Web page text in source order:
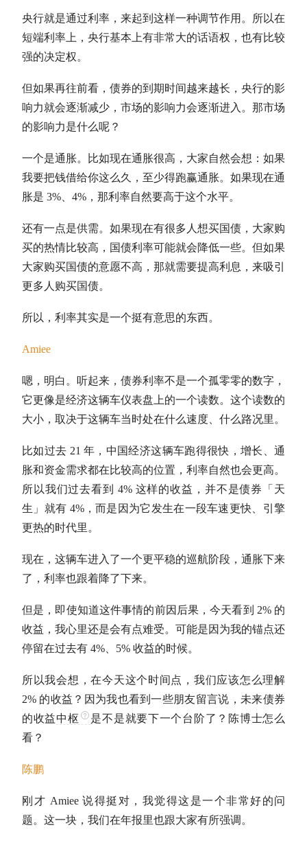
央行就是通过利率，来起到这样一种调节作用。所以在
短端利率上，央行基本上有非常大的话语权，也有比较
强的决定权。
但如果再往前看，债券的到期时间越来越长，央行的影
响力就会逐渐减少，市场的影响力会逐渐进入。那市场
的影响力是什么呢？
一个是通胀。比如现在通胀很高，大家自然会想：如果
我要把钱借给你这么久，至少得跑赢通胀。如果现在通
胀是 3%、4%，那利率自然要高于这个水平。
还有一点是供需。如果现在有很多人想买国债 ，大家购
买的热情比较高， 国债利率可能就会降低一些。但如果
大家购买国债的意愿不高，那就需要提高利息，来吸引
更多人购买国债。
所以，利率其实是一个挺有意思的东西。
Amiee
嗯，明白。听起来，债券利率不是一个孤零零的数字，
它更像是经济这辆车仪表盘上的一个读数。这个读数的
大小，取决于这辆车当时处在什么速度、什么路况里。
比如过去 21 年，中国经济这辆车跑得很快，增长、通
胀和资金需求都在比较高的位置，利率自然也会更高。
所以我们过去看到 4% 这样的收益，并不是债券「天
生」就有 4%，而是因为它发生在一段车速更快、引擎
更热的时代里。
现在，这辆车进入了一个更平稳的巡航阶段，通胀下来
了，利率也跟着降了下来。
但是，即使知道这件事情的前因后果，今天看到 2% 的
收益，我心里还是会有点难受。可能是因为我的锚点还
停留在过去有 4%、5% 收益的时候。
所以我会想，在今天这个时间点，我们应该怎么理解
2% 的收益？因为我也看到一些朋友留言说，未来债券
的收益中枢
是不是就要下一个台阶了？陈博士怎么
看？
陈鹏
刚才 Amiee 说得挺对，我觉得这是一个非常好的问
题。这一块，我们在年报里也跟大家有所强调。